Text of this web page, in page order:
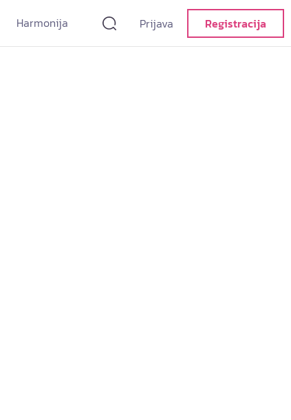
Harmonija Prijava Registracija